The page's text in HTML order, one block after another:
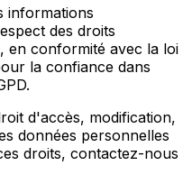
informations
des droits
en conformité avec la loi
la confiance dans
d'accès, modification,
données personnelles
droits, contactez-nous